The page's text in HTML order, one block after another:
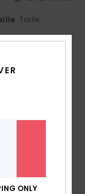
: Taille
ONLY